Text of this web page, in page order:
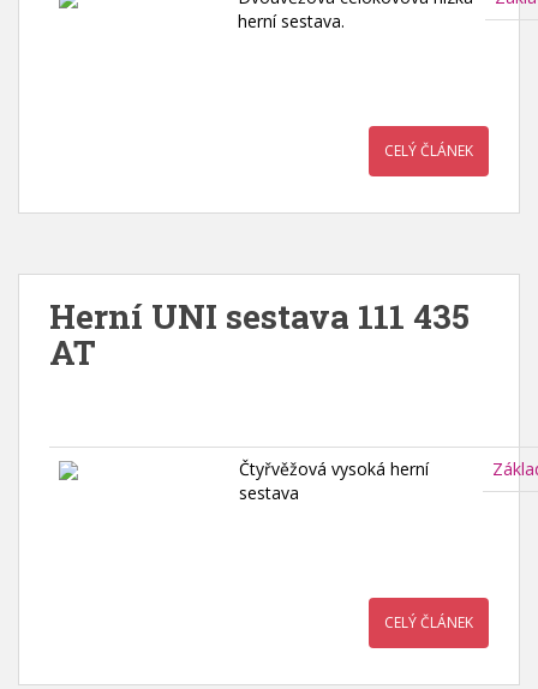
herní sestava.
CELÝ ČLÁNEK
Herní UNI sestava 111 435
AT
Čtyřvěžová vysoká herní
sestava
CELÝ ČLÁNEK